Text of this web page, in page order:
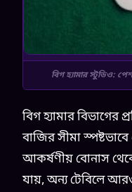
বিগ হ্যামার স্টুডিও:
বিগ হ্যামার বিভাগের
বাজির সীমা
আকর্ষণীয় বোনাস
যায়, অন্য টেবিলে